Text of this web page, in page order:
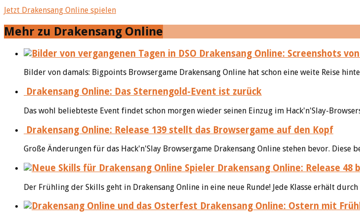
Jetzt Drakensang Online spielen
Mehr zu Drakensang Online
Drakensang Online: Screenshots
Bilder von damals: Bigpoints Browsergame Drakensang Online hat schon eine weite Reise
Drakensang Online: Das Sternengold-Event ist zurück
Das wohl beliebteste Event findet schon morgen wieder seinen Einzug im Hack'n'Slay-
Drakensang Online: Release 139 stellt das Browsergame auf den Kopf
Große Änderungen für das Hack'n'Slay Browsergame Drakensang Online stehen bevor. Diese
Drakensang Online: Release
Der Frühling der Skills geht in Drakensang Online in eine neue Runde! Jede Klasse erhält durch
Drakensang Online: Ostern mit